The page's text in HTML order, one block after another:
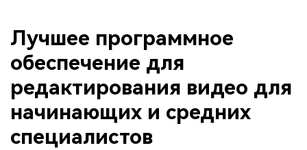
Лучшее программное
обеспечение для
редактирования видео для
начинающих и средних
специалистов